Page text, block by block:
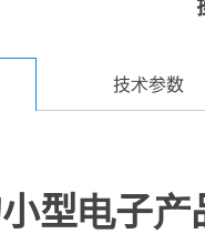
技术参数
型电子